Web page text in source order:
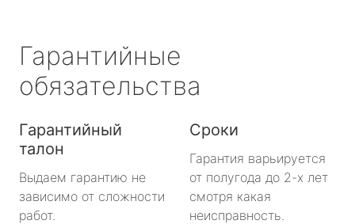
Гарантийные
обязательства
Гарантийный
талон
Выдаем гарантию не
зависимо от сложности
работ.
Сроки
Гарантия варьируется
от полугода до 2-х лет
смотря какая
неисправность.